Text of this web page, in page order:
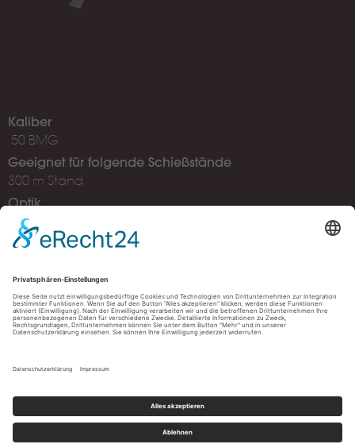
Kaliber
.50 BMG
Geeignet für folgende Schießstände
300 m Stand
Optik
Swarovski PVI 2 6-24x50
Müller Schießzentrum Ulm, Albstraße 78, 89081 Ulm
Shop: Di. - Sa. 09:45 - 19:00 Uhr
Produktanfrage Impressum Datenschutz